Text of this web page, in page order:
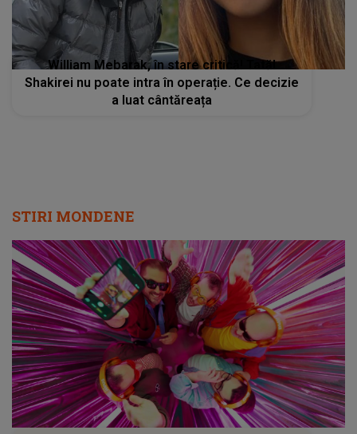
William Mebarak, în stare critică! Tatăl
Shakirei nu poate intra în operație. Ce decizie
a luat cântăreața
STIRI MONDENE